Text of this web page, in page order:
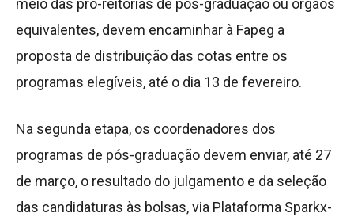
meio das pró-reitorias de pós-graduação ou órgãos
equivalentes, devem encaminhar à Fapeg a
proposta de distribuição das cotas entre os
programas elegíveis, até o dia 13 de fevereiro.
Na segunda etapa, os coordenadores dos
programas de pós-graduação devem enviar, até 27
de março, o resultado do julgamento e da seleção
das candidaturas às bolsas, via Plataforma Sparkx-